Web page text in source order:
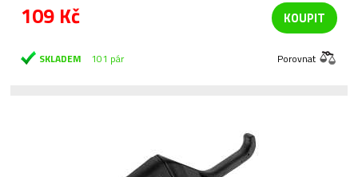
109 Kč KOUPIT
SKLADEM 101 pár Porovnat